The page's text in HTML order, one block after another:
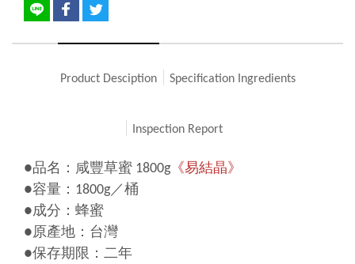
Product Desciption Specification Ingredients
Inspection Report
●品名：咸豐草蜜 1800g《易結晶》
●容量：1800g／桶
●成分：蜂蜜
●原產地：台灣
●保存期限：二年